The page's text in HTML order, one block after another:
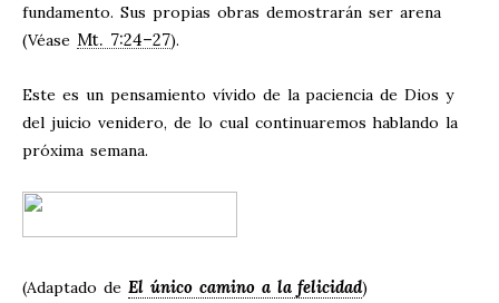
fundamento. Sus propias obras demostrarán ser arena
(Véase Mt. 7:24–27).
Este es un pensamiento vívido de la paciencia de Dios y
del juicio venidero, de lo cual continuaremos hablando la
próxima semana.
(Adaptado de El único camino a la felicidad)